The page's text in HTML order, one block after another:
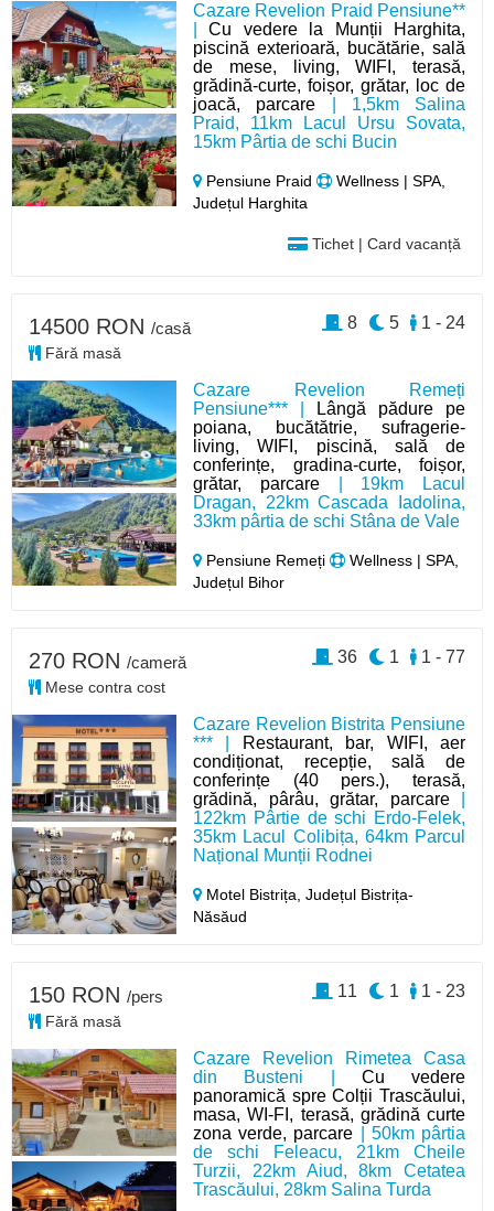
Cazare Revelion Praid Pensiune**
|Cu vedere la Munții Harghita,
piscină exterioară, bucătărie, sală
de mese, living, WIFI, terasă,
grădină-curte, foișor, grătar, loc de
joacă, parcare | 1,5km Salina
Praid, 11km Lacul Ursu Sovata,
15km Pârtia de schi Bucin
Pensiune Praid
Wellness | SPA,
Județul Harghita
Tichet | Card vacanță
Cazare Revelion Remeți
Pensiune*** |
Lângă pădure pe
poiana, bucătătrie, sufragerie-
living, WIFI, piscină, sală de
conferințe, gradina-curte, foișor,
grătar, parcare| 19km Lacul
Dragan, 22km Cascada Iadolina,
33km pârtia de schi Stâna de Vale
Pensiune Remeți
Wellness | SPA,
Județul Bihor
14500 RON /casă
Fără masă
1 - 24
5
8
Cazare Revelion Bistrita Pensiune
*** |
Restaurant, bar, WIFI, aer
condiționat, recepție, sală de
conferințe (40 pers.), terasă,
grădină, pârâu, grătar, parcare|
122km Pârtie de schi Erdo-Felek,
35km Lacul Colibița, 64km Parcul
Național Munții Rodnei
Motel Bistrița,Județul Bistrița-
Năsăud
270 RON /cameră
Mese contra cost
1 - 77
1
36
Cazare Revelion Rimetea Casa
din Busteni | Cu vedere
panoramică spre Colții Trascăului,
masa, WI-FI, terasă, grădină curte
zona verde, parcare | 50km pârtia
de schi Feleacu, 21km Cheile
Turzii, 22km Aiud, 8km Cetatea
Trascăului, 28km Salina Turda
150 RON /pers
Fără masă
1 - 23
1
11